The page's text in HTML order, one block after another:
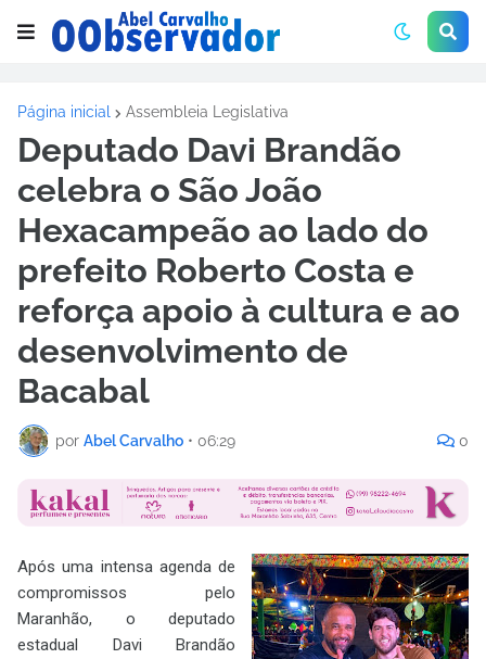
Página inicial Assembleia Legislativa
Deputado Davi Brandão
celebra o São João
Hexacampeão ao lado do
prefeito Roberto Costa e
reforça apoio à cultura e ao
desenvolvimento de
Bacabal
por Abel Carvalho • 06:29 0
Após uma intensa agenda de
compromissos pelo
Maranhão, o deputado
estadual Davi Brandão